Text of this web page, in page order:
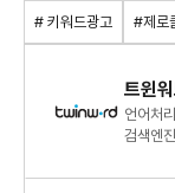
# 키워드광고 #제로
트윈
언어처
검색엔